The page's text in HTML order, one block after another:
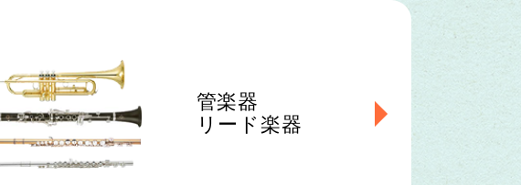
管楽器
リード楽器